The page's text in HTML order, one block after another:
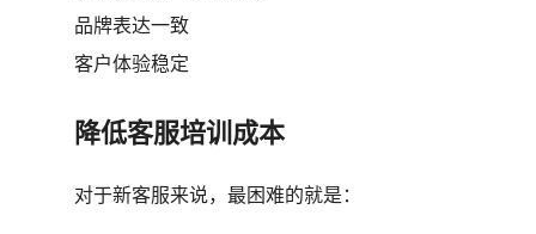
品牌表达一致
客户体验稳定
降低客服培训成本
对于新客服来说，最困难的就是：